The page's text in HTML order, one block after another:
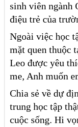
sinh viên ngành
điệu trẻ của
Ngoài việc học
mặt quen thuộc
Leo được yêu
me, Anh muốn
Chia sẻ về dự
trung học tập
cuộc sống. Hi